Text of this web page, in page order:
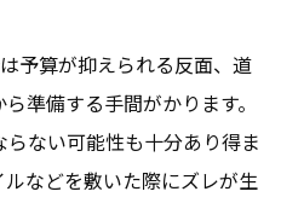
予算が抑えられる反面、道
準備する手間がかります。
ない可能性も十分あり得ま
などを敷いた際にズレが生